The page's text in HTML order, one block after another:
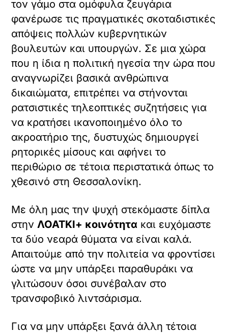
τον γάμο στα ομόφυλα ζευγάρια
φανέρωσε τις πραγματικές σκοταδιστικές
απόψεις πολλών κυβερνητικών
βουλευτών και υπουργών. Σε μια χώρα
που η ίδια η πολιτική ηγεσία την ώρα που
αναγνωρίζει βασικά ανθρώπινα
δικαιώματα, επιτρέπει να στήνονται
ρατσιστικές τηλεοπτικές συζητήσεις για
να κρατήσει ικανοποιημένο όλο το
ακροατήριο της, δυστυχώς δημιουργεί
ρητορικές μίσους και αφήνει το
περιθώριο σε τέτοια περιστατικά όπως το
χθεσινό στη Θεσσαλονίκη.
Με όλη μας την ψυχή στεκόμαστε δίπλα
στην ΛΟΑΤΚΙ+ κοινότητα και ευχόμαστε
τα δύο νεαρά θύματα να είναι καλά.
Απαιτούμε από την πολιτεία να φροντίσει
ώστε να μην υπάρξει παραθυράκι να
γλιτώσουν όσοι συνέβαλαν στο
τρανσφοβικό λιντσάρισμα.
Για να μην υπάρξει ξανά άλλη τέτοια